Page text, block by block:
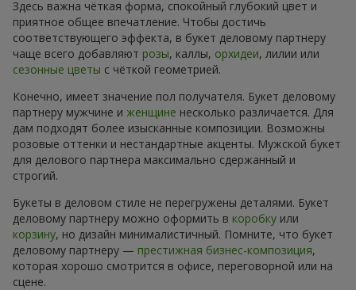
Здесь важна чёткая форма, спокойный глубокий цвет и
приятное общее впечатление. Чтобы достичь
соответствующего эффекта, в букет деловому партнеру
чаще всего добавляют розы, каллы, орхидеи, лилии или
сезонные цветы с чёткой геометрией.
Конечно, имеет значение пол получателя. Букет деловому
партнеру мужчине и женщине несколько различается. Для
дам подходят более изысканные композиции. Возможны
розовые оттенки и нестандартные акценты. Мужской букет
для делового партнера максимально сдержанный и
строгий.
Букеты в деловом стиле не перегружены деталями. Букет
деловому партнеру можно оформить в коробку или
корзину, но дизайн минималистичный. Помните, что букет
деловому партнеру — престижная бизнес-композиция,
которая хорошо смотрится в офисе, переговорной или на
сцене.